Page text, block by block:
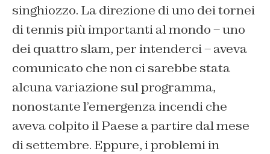
singhiozzo. La direzione di uno dei tornei
di tennis più importanti al mondo – uno
dei quattro slam, per intenderci – aveva
comunicato che non ci sarebbe stata
alcuna variazione sul programma,
nonostante l’emergenza incendi che
aveva colpito il Paese a partire dal mese
di settembre. Eppure, i problemi in